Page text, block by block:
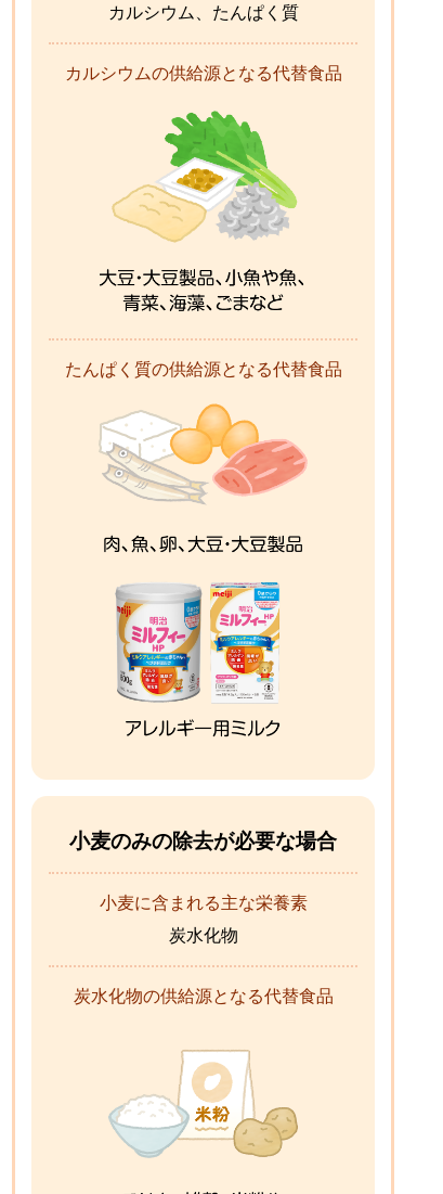
カルシウム、たんぱく質
カルシウムの供給源となる代替食品
たんぱく質の供給源となる代替食品
小麦のみの除去が必要な場合
小麦に含まれる主な栄養素
炭水化物
炭水化物の供給源となる代替食品